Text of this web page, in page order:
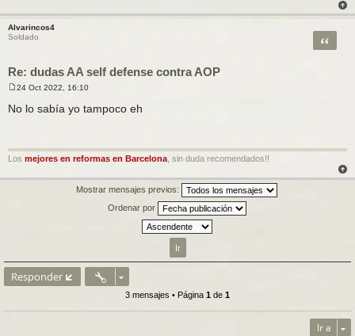
Alvarincos4
Soldado
Re: dudas AA self defense contra AOP
Citar
n
e
24 Oct 2022, 16:10
No lo sabía yo tampoco eh
Los mejores en reformas en Barcelona, sin duda recomendados!!
Mostrar mensajes previos:
Ordenar por
Responder
3 mensajes • Página 1 de 1
Ir a